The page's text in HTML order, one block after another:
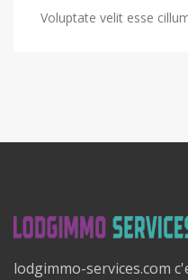
Voluptate velit esse
lodgimmo-services.com